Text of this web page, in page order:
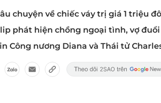
chuyện về chiếc váy trị giá 1 triệu
phát hiện chồng ngoại tình, vợ
Công nương Diana và Thái tử